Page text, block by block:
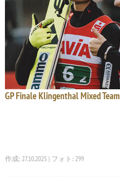
GP Finale Klingenthal Mixed Team
作成: 27.10.2025 | フォト: 299